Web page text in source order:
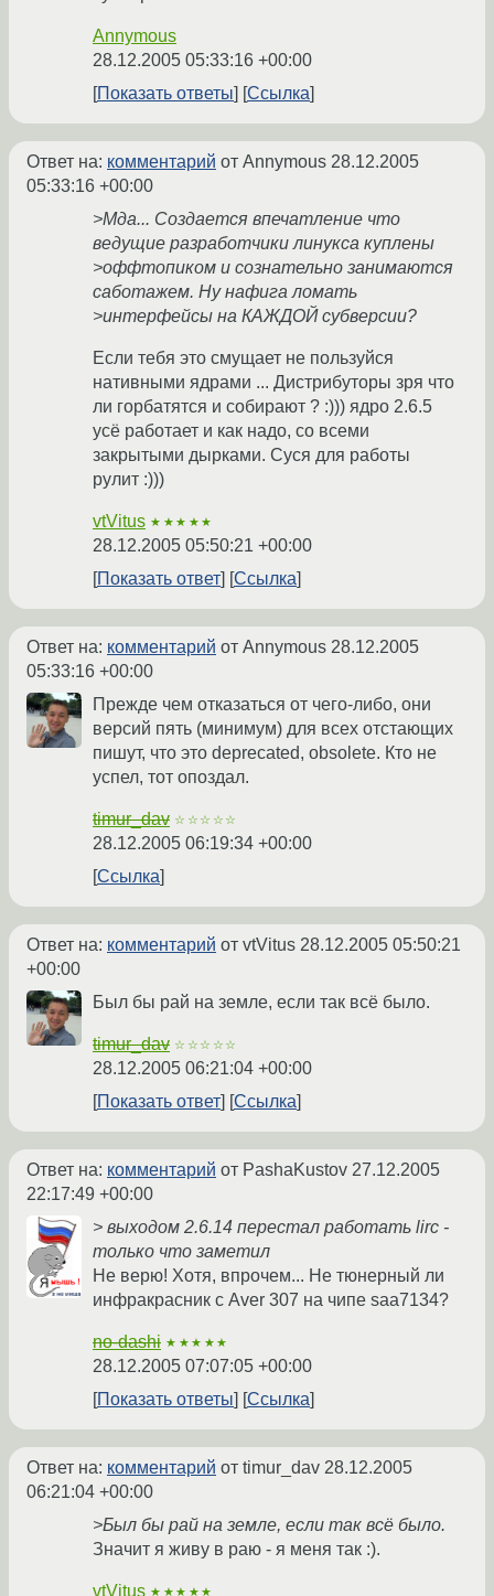
Annymous
28.12.2005 05:33:16 +00:00
Показать ответы
Ссылка
Ответ на: комментарий от Annymous 28.12.2005
05:33:16 +00:00
>Мда... Создается впечатление что
ведущие разработчики линукса куплены
>оффтопиком и сознательно занимаются
саботажем. Ну нафига ломать
>интерфейсы на КАЖДОЙ субверсии?
Если тебя это смущает не пользуйся
нативными ядрами ... Дистрибуторы зря что
ли горбатятся и собирают ? :))) ядро 2.6.5
усё работает и как надо, со всеми
закрытыми дырками. Суся для работы
рулит :)))
vtVitus ★★★★★
28.12.2005 05:50:21 +00:00
Показать ответ
Ссылка
Ответ на: комментарий от Annymous 28.12.2005
05:33:16 +00:00
Прежде чем отказаться от чего-либо, они
версий пять (минимум) для всех отстающих
пишут, что это deprecated, obsolete. Кто не
успел, тот опоздал.
timur_dav ☆☆☆☆☆
28.12.2005 06:19:34 +00:00
Ссылка
Ответ на: комментарий от vtVitus 28.12.2005 05:50:21
+00:00
Был бы рай на земле, если так всё было.
timur_dav ☆☆☆☆☆
28.12.2005 06:21:04 +00:00
Показать ответ
Ссылка
Ответ на: комментарий от PashaKustov 27.12.2005
22:17:49 +00:00
> выходом 2.6.14 перестал работать lirc -
только что заметил
Не верю! Хотя, впрочем... Не тюнерный ли
инфракрасник с Aver 307 на чипе saa7134?
no-dashi ★★★★★
28.12.2005 07:07:05 +00:00
Показать ответы
Ссылка
Ответ на: комментарий от timur_dav 28.12.2005
06:21:04 +00:00
>Был бы рай на земле, если так всё было.
Значит я живу в раю - я меня так :).
vtVitus ★★★★★